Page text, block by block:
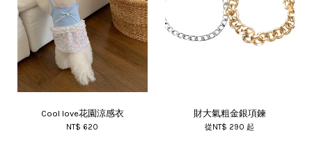
Cool love花園涼感衣
NT$ 620
財大氣粗金銀項鍊
從NT$ 290起